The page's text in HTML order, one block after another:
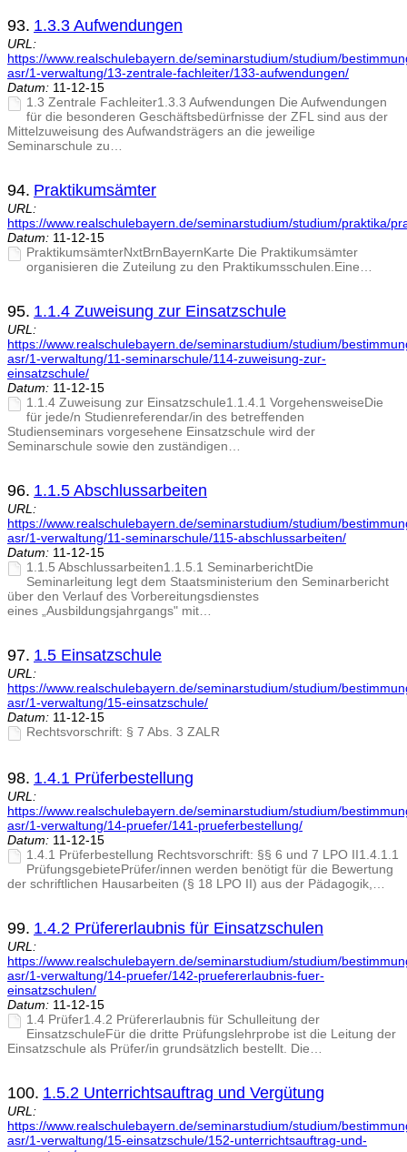
93. 1.3.3 Aufwendungen
URL:
https://www.realschulebayern.de/seminarstudium/studium/
asr/1-verwaltung/13-zentrale-fachleiter/133-aufwendungen/
Datum: 11-12-15
1.3 Zentrale Fachleiter1.3.3 Aufwendungen Die Aufwendungen
für die besonderen Geschäftsbedürfnisse der ZFL sind aus der
Mittelzuweisung des Aufwandsträgers an die jeweilige
Seminarschule zu…
94. Praktikumsämter
URL:
https://www.realschulebayern.de/seminarstudium/studium/praktika/
Datum: 11-12-15
PraktikumsämterNxtBrnBayernKarte Die Praktikumsämter
organisieren die Zuteilung zu den Praktikumsschulen.Eine…
95. 1.1.4 Zuweisung zur Einsatzschule
URL:
https://www.realschulebayern.de/seminarstudium/studium/
asr/1-verwaltung/11-seminarschule/114-zuweisung-zur-
einsatzschule/
Datum: 11-12-15
1.1.4 Zuweisung zur Einsatzschule1.1.4.1 VorgehensweiseDie
für jede/n Studienreferendar/in des betreffenden
Studienseminars vorgesehene Einsatzschule wird der
Seminarschule sowie den zuständigen…
96. 1.1.5 Abschlussarbeiten
URL:
https://www.realschulebayern.de/seminarstudium/studium/
asr/1-verwaltung/11-seminarschule/115-abschlussarbeiten/
Datum: 11-12-15
1.1.5 Abschlussarbeiten1.1.5.1 SeminarberichtDie
Seminarleitung legt dem Staatsministerium den Seminarbericht
über den Verlauf des Vorbereitungsdienstes
eines „Ausbildungsjahrgangs" mit…
97. 1.5 Einsatzschule
URL:
https://www.realschulebayern.de/seminarstudium/studium/
asr/1-verwaltung/15-einsatzschule/
Datum: 11-12-15
Rechtsvorschrift: § 7 Abs. 3 ZALR
98. 1.4.1 Prüferbestellung
URL:
https://www.realschulebayern.de/seminarstudium/studium/
asr/1-verwaltung/14-pruefer/141-prueferbestellung/
Datum: 11-12-15
1.4.1 Prüferbestellung Rechtsvorschrift: §§ 6 und 7 LPO II1.4.1.1
PrüfungsgebietePrüfer/innen werden benötigt für die Bewertung
der schriftlichen Hausarbeiten (§ 18 LPO II) aus der Pädagogik,…
99. 1.4.2 Prüfererlaubnis für Einsatzschulen
URL:
https://www.realschulebayern.de/seminarstudium/studium/
asr/1-verwaltung/14-pruefer/142-pruefererlaubnis-fuer-
einsatzschulen/
Datum: 11-12-15
1.4 Prüfer1.4.2 Prüfererlaubnis für Schulleitung der
EinsatzschuleFür die dritte Prüfungslehrprobe ist die Leitung der
Einsatzschule als Prüfer/in grundsätzlich bestellt. Die…
100. 1.5.2 Unterrichtsauftrag und Vergütung
URL:
https://www.realschulebayern.de/seminarstudium/studium/
asr/1-verwaltung/15-einsatzschule/152-unterrichtsauftrag-und-